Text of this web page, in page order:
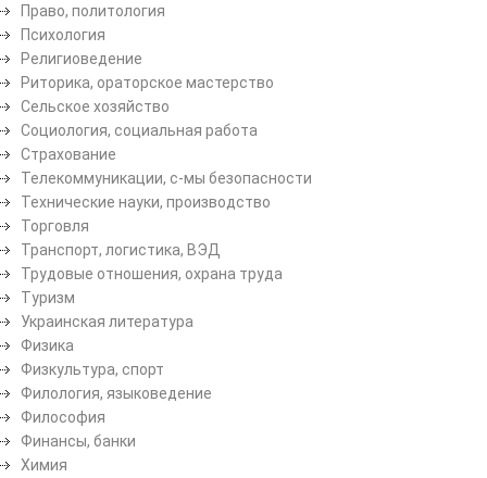
Право, политология
Психология
Религиоведение
Риторика, ораторское мастерство
Сельское хозяйство
Социология, социальная работа
Страхование
Телекоммуникации, с-мы безопасности
Технические науки, производство
Торговля
Транспорт, логистика, ВЭД
Трудовые отношения, охрана труда
Туризм
Украинская литература
Физика
Физкультура, спорт
Филология, языковедение
Философия
Финансы, банки
Химия